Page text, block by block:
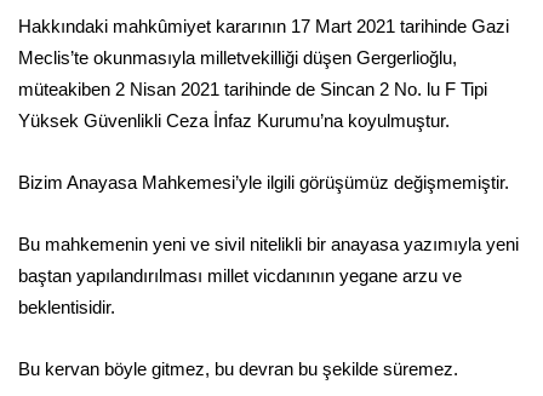
Hakkındaki mahkûmiyet kararının 17 Mart 2021 tarihinde Gazi
Meclis’te okunmasıyla milletvekilliği düşen Gergerlioğlu,
müteakiben 2 Nisan 2021 tarihinde de Sincan 2 No. lu F Tipi
Yüksek Güvenlikli Ceza İnfaz Kurumu’na koyulmuştur.
Bizim Anayasa Mahkemesi’yle ilgili görüşümüz değişmemiştir.
Bu mahkemenin yeni ve sivil nitelikli bir anayasa yazımıyla yeni
baştan yapılandırılması millet vicdanının yegane arzu ve
beklentisidir.
Bu kervan böyle gitmez, bu devran bu şekilde süremez.